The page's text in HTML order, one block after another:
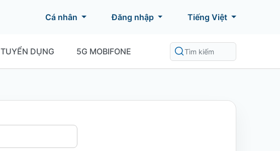
Cá nhân Đăng nhập Tiếng Việt
TUYỂN DỤNG 5G MOBIFONE